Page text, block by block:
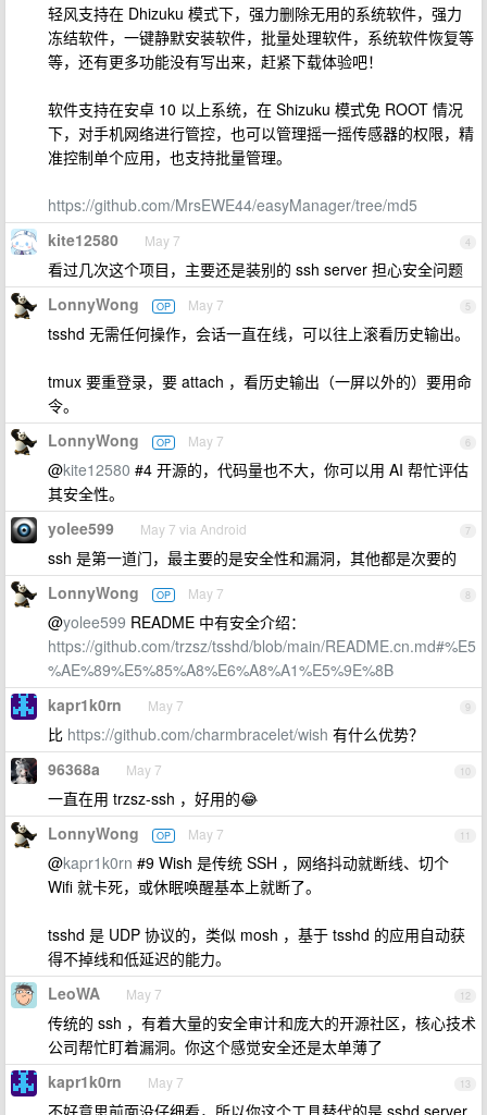
轻风支持在 Dhizuku 模式下，强力删除无用的系统软件，强力
冻结软件，一键静默安装软件，批量处理软件，系统软件恢复等
等，还有更多功能没有写出来，赶紧下载体验吧！
软件支持在安卓 10 以上系统，在 Shizuku 模式免 ROOT 情况
下，对手机网络进行管控，也可以管理摇一摇传感器的权限，精
准控制单个应用，也支持批量管理。
https://github.com/MrsEWE44/easyManager/tree/md5
4
kite12580 May 7
看过几次这个项目，主要还是装别的 ssh server 担心安全问题
5
LonnyWong OP May 7
tsshd 无需任何操作，会话一直在线，可以往上滚看历史输出。
tmux 要重登录，要 attach ，看历史输出（一屏以外的）要用命
令。
6
LonnyWong OP May 7
@kite12580 #4 开源的，代码量也不大，你可以用 AI 帮忙评估
其安全性。
7
yolee599 May 7 via Android
ssh 是第一道门，最主要的是安全性和漏洞，其他都是次要的
8
LonnyWong OP May 7
@yolee599 README 中有安全介绍：
https://github.com/trzsz/tsshd/blob/main/README.cn.md#%E5
%AE%89%E5%85%A8%E6%A8%A1%E5%9E%8B
9
kapr1k0rn May 7
比 https://github.com/charmbracelet/wish 有什么优势？
10
96368a May 7
一直在用 trzsz-ssh ，好用的😂
11
LonnyWong OP May 7
@kapr1k0rn #9 Wish 是传统 SSH ，网络抖动就断线、切个
Wifi 就卡死，或休眠唤醒基本上就断了。
tsshd 是 UDP 协议的，类似 mosh ，基于 tsshd 的应用自动获
得不掉线和低延迟的能力。
12
LeoWA May 7
传统的 ssh ，有着大量的安全审计和庞大的开源社区，核心技术
公司帮忙盯着漏洞。你这个感觉安全还是太单薄了
13
kapr1k0rn May 7
不好意思前面没仔细看，所以你这个工具替代的是 sshd server